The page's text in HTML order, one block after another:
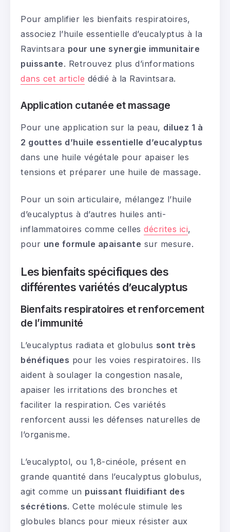
Pour amplifier les bienfaits respiratoires,
associez l’huile essentielle d’eucalyptus à la
Ravintsara pour une synergie immunitaire
puissante. Retrouvez plus d’informations
dans cet article dédié à la Ravintsara.
Application cutanée et massage
Pour une application sur la peau, diluez 1 à
2 gouttes d’huile essentielle d’eucalyptus
dans une huile végétale pour apaiser les
tensions et préparer une huile de massage.
Pour un soin articulaire, mélangez l’huile
d’eucalyptus à d’autres huiles anti-
inflammatoires comme celles décrites ici,
pour une formule apaisante sur mesure.
Les bienfaits spécifiques des
différentes variétés d’eucalyptus
Bienfaits respiratoires et renforcement
de l’immunité
L’eucalyptus radiata et globulus sont très
bénéfiques pour les voies respiratoires. Ils
aident à soulager la congestion nasale,
apaiser les irritations des bronches et
faciliter la respiration. Ces variétés
renforcent aussi les défenses naturelles de
l’organisme.
L’eucalyptol, ou 1,8-cinéole, présent en
grande quantité dans l’eucalyptus globulus,
agit comme un puissant fluidifiant des
sécrétions. Cette molécule stimule les
globules blancs pour mieux résister aux